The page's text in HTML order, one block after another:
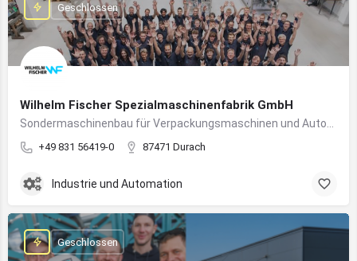
Wilhelm Fischer Spezialmaschinenfabrik GmbH
+49 831 56419-0 87471 Durach
Geschlossen
Industrie und Automation
Geschlossen